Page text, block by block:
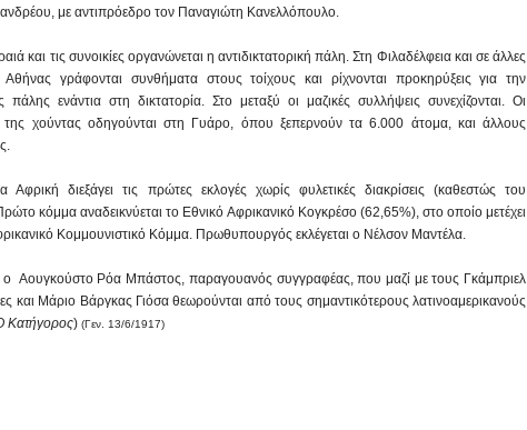
με αντιπρόεδρο τον Παναγιώτη Κανελλόπουλο.
και τις συνοικίες οργανώνεται η αντιδικτατορική πάλη. Στη Φιλαδέλφεια και σε άλλες
Αθήνας γράφονται συνθήματα στους τοίχους και ρίχνονται προκηρύξεις για την
ενάντια στη δικτατορία. Στο μεταξύ οι μαζικές συλλήψεις συνεχίζονται. Οι
της χούντας οδηγούνται στη Γυάρο, όπου ξεπερνούν τα 6.000 άτομα, και άλλους
Αφρική διεξάγει τις πρώτες εκλογές χωρίς φυλετικές διακρίσεις (καθεστώς του
κόμμα αναδεικνύεται το Εθνικό Αφρικανικό Κογκρέσο (62,65%), στο οποίο μετέχει
Κομμουνιστικό Κόμμα. Πρωθυπουργός εκλέγεται ο Νέλσον Μαντέλα.
ο Αουγκούστο Ρόα Μπάστος, παραγουανός συγγραφέας, που μαζί με τους Γκάμπριελ
και Μάριο Βάργκας Γιόσα θεωρούνται από τους σημαντικότερους λατινοαμερικανούς
Κατήγορος) (Γεν. 13/6/1917)